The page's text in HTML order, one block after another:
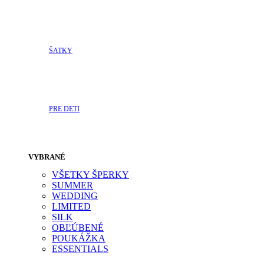
ŠATKY
PRE DETI
VYBRANÉ
VŠETKY ŠPERKY
SUMMER
WEDDING
LIMITED
SILK
OBĽÚBENÉ
POUKÁŽKA
ESSENTIALS